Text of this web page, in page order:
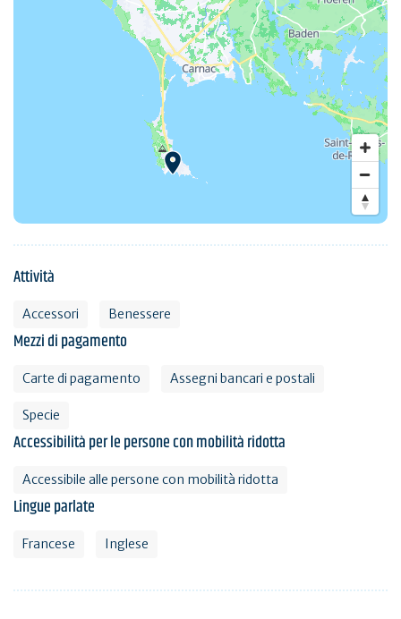
Attività
Accessori Benessere
Mezzi di pagamento
Carte di pagamento Assegni bancari e postali
Specie
Accessibilità per le persone con mobilità ridotta
Accessibile alle persone con mobilità ridotta
Lingue parlate
Francese Inglese